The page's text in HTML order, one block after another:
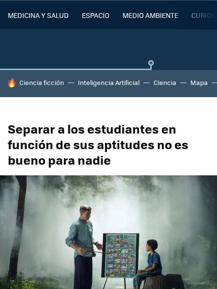
MEDICINA Y SALUD ESPACIO MEDIO AMBIENTE
HOY SE HABLA DE
Ciencia ficción Inteligencia Artificial Ciencia Mapa
Separar a los estudiantes en
función de sus aptitudes no es
bueno para nadie